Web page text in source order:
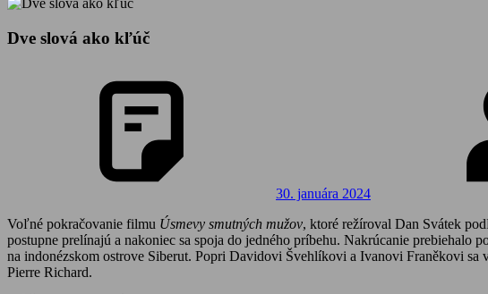
Dve slová ako kľúč
30. januára 2024
Voľné pokračovanie filmu Úsmevy smutných mužov, ktoré režíroval Dan Svátek
postupne prelínajú a nakoniec sa spoja do jedného príbehu. Nakrúcanie
na indonézskom ostrove Siberut. Popri Davidovi Švehlíkovi a Ivanovi Franěkovi
Pierre Richard.